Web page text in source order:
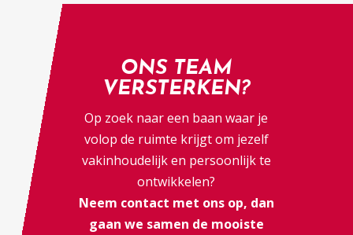
ONS TEAM
VERSTERKEN?
Op zoek naar een baan waar je
volop de ruimte krijgt om jezelf
vakinhoudelijk en persoonlijk te
ontwikkelen?
Neem contact met ons op, dan
gaan we samen de mooiste